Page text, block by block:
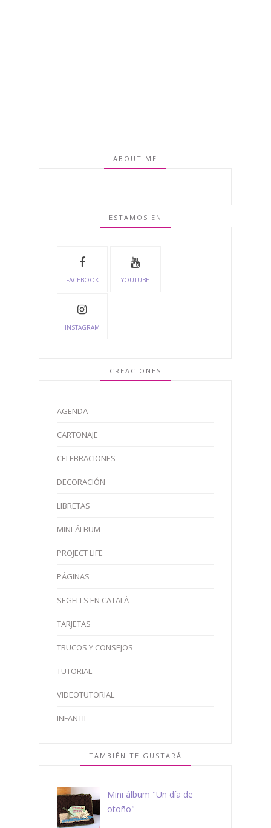
ABOUT ME
ESTAMOS EN
FACEBOOK YOUTUBE
INSTAGRAM
CREACIONES
AGENDA
CARTONAJE
CELEBRACIONES
DECORACIÓN
LIBRETAS
MINI-ÁLBUM
PROJECT LIFE
PÁGINAS
SEGELLS EN CATALÀ
TARJETAS
TRUCOS Y CONSEJOS
TUTORIAL
VIDEOTUTORIAL
INFANTIL
TAMBIÉN TE GUSTARÁ
Mini álbum "Un día de
otoño"